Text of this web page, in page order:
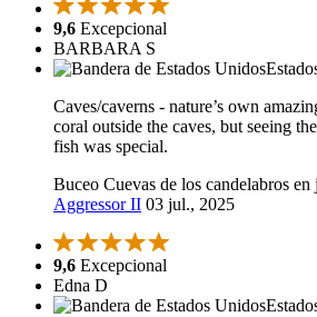
9,6 Excepcional
BARBARA S
Caves/caverns - nature’s own
coral outside the caves, but seeing
fish was special.
Buceo Cuevas de los candelabros en
Aggressor II 03 jul., 2025
9,6 Excepcional
Edna D